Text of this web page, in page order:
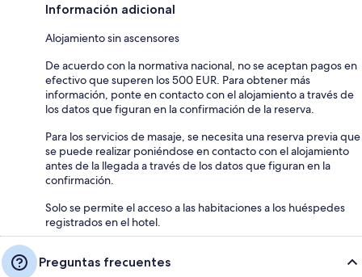
Información adicional
Alojamiento sin ascensores
De acuerdo con la normativa nacional, no se aceptan pagos en
efectivo que superen los 500 EUR. Para obtener más
información, ponte en contacto con el alojamiento a través de
los datos que figuran en la confirmación de la reserva.
Para los servicios de masaje, se necesita una reserva previa que
se puede realizar poniéndose en contacto con el alojamiento
antes de la llegada a través de los datos que figuran en la
confirmación.
Solo se permite el acceso a las habitaciones a los huéspedes
registrados en el hotel.
Preguntas frecuentes